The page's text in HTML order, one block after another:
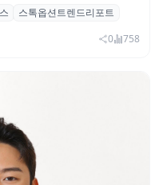
18.2%→31.3%…
급증
스톡옵션트렌드리포트
0 758